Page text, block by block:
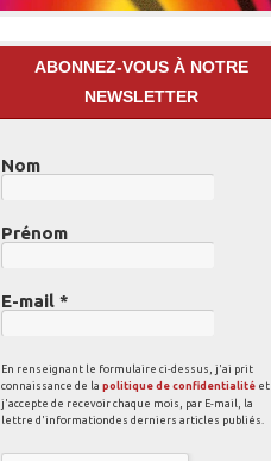
ABONNEZ-VOUS À NOTRE
NEWSLETTER
Nom
Prénom
E-mail *
En renseignant le formulaire ci-dessus, j'ai prit
connaissance de la politique de confidentialité et
j'accepte de recevoir chaque mois, par E-mail, la
lettre d'informationdes derniers articles publiés.